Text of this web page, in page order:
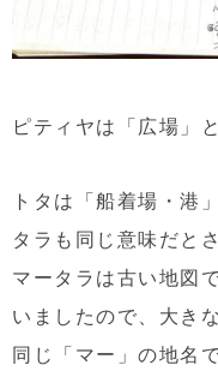
ピティヤは「広場」
トタは「船着場・港
タラも同じ意味だと
マータラは古い地図
いましたので、大き
同じ「マー」の地名